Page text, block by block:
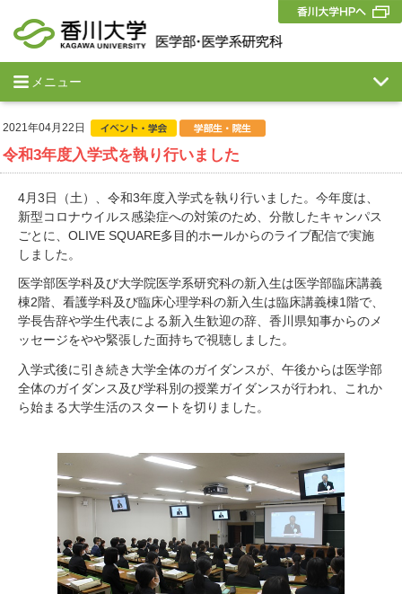
メニュー
2021年04月22日
令和3年度入学式を執り行いました
4月3日（土）、令和3年度入学式を執り行いました。今年度は、
新型コロナウイルス感染症への対策のため、分散したキャンパス
ごとに、OLIVE SQUARE多目的ホールからのライブ配信で実施
しました。
医学部医学科及び大学院医学系研究科の新入生は医学部臨床講義
棟2階、看護学科及び臨床心理学科の新入生は臨床講義棟1階で、
学長告辞や学生代表による新入生歓迎の辞、香川県知事からのメ
ッセージをやや緊張した面持ちで視聴しました。
入学式後に引き続き大学全体のガイダンスが、午後からは医学部
全体のガイダンス及び学科別の授業ガイダンスが行われ、これか
ら始まる大学生活のスタートを切りました。